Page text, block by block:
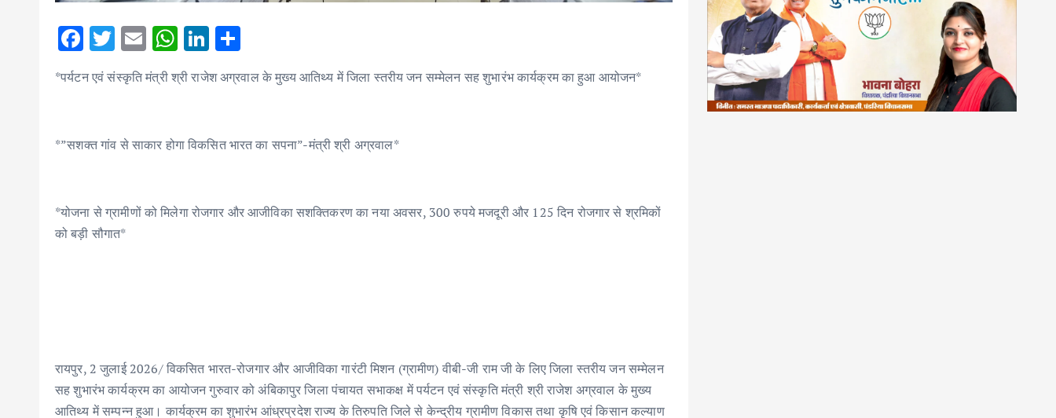
F
ac
e
o
T
w
it
r
E
m
ai
W
h
at
A
Li
k
dI
ar
*पर्यटन एवं संस्कृति मंत्री श्री राजेश अग्रवाल के मुख्य आतिथ्य में जिला स्तरीय जन सम्मेलन सह शुभारंभ कार्यक्रम का हुआ आयोजन*
*”सशक्त गांव से साकार होगा विकसित भारत का सपना”-मंत्री श्री अग्रवाल*
*योजना से ग्रामीणों को मिलेगा रोजगार और आजीविका सशक्तिकरण का नया अवसर, 300 रुपये मजदूरी और 125 दिन रोजगार से श्रमिकों
को बड़ी सौगात*
रायपुर, 2 जुलाई 2026/ विकसित भारत-रोजगार और आजीविका गारंटी मिशन (ग्रामीण) वीबी-जी राम जी के लिए जिला स्तरीय जन सम्मेलन
सह शुभारंभ कार्यक्रम का आयोजन गुरुवार को अंबिकापुर जिला पंचायत सभाकक्ष में पर्यटन एवं संस्कृति मंत्री श्री राजेश अग्रवाल के मुख्य
आतिथ्य में सम्पन्न हुआ। कार्यक्रम का शुभारंभ आंध्रप्रदेश राज्य के तिरुपति जिले से केन्द्रीय ग्रामीण विकास तथा कृषि एवं किसान कल्याण